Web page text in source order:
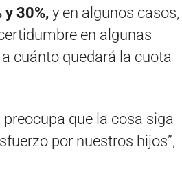
30%, y en algunos casos,
en algunas
cuánto quedará la cuota
que la cosa siga
por nuestros hijos”,